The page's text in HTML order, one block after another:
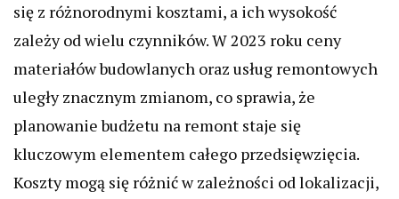
się z różnorodnymi kosztami, a ich wysokość
zależy od wielu czynników. W 2023 roku ceny
materiałów budowlanych oraz usług remontowych
uległy znacznym zmianom, co sprawia, że
planowanie budżetu na remont staje się
kluczowym elementem całego przedsięwzięcia.
Koszty mogą się różnić w zależności od lokalizacji,